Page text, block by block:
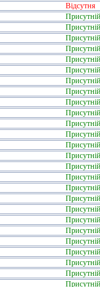
Відсутня